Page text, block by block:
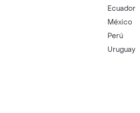
Ecuador
México
Perú
Uruguay